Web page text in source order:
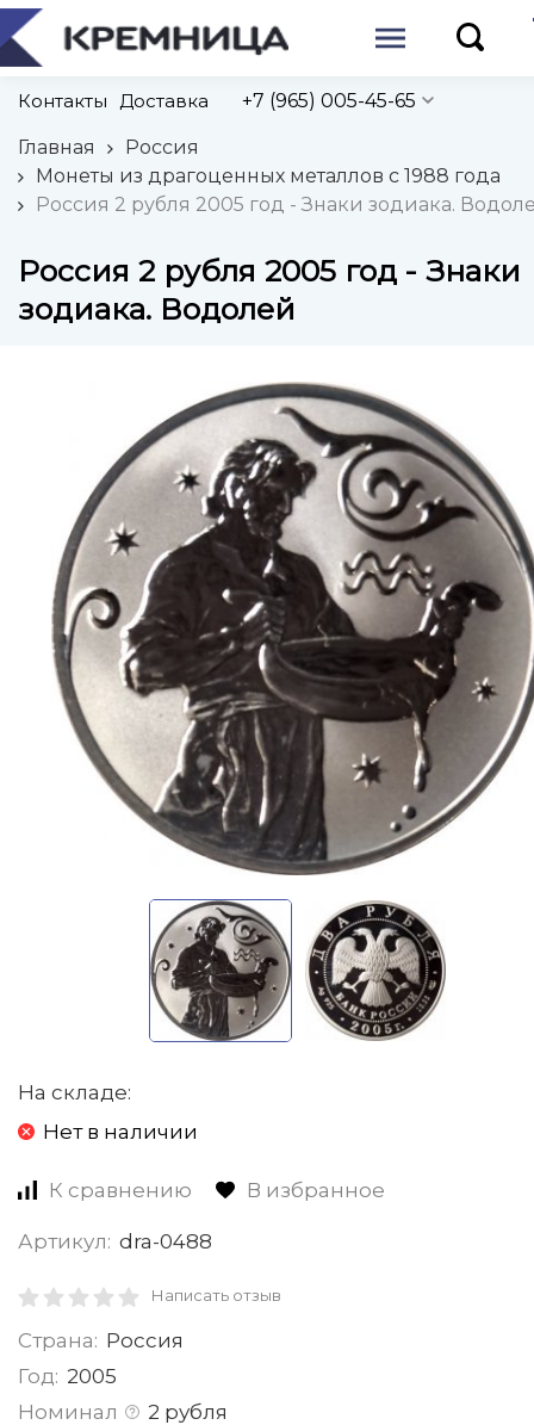
Контакты Доставка +7 (965) 005-45-65
Главная
Россия
Монеты из драгоценных металлов с 1988 года
Россия 2 рубля 2005 год - Знаки зодиака.
Россия 2 рубля 2005 год - Знаки
зодиака. Водолей
На складе:
Нет в наличии
К сравнению В избранное
Артикул: dra-0488
Написать отзыв
Страна: Россия
Год: 2005
Номинал
2 рубля